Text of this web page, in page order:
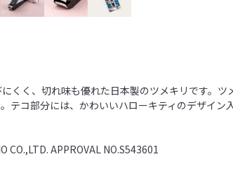
くく、切れ味も優れた日本製のツメキリです。ツ
テコ部分には、かわいいハローキティのデザイン
CO.,LTD. APPROVAL NO.S543601